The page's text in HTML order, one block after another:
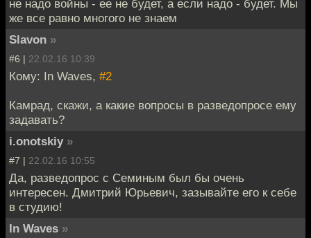
не надо войны - ее не будет, а если надо - будет. Мы
же все равно многого не знаем
Slavon »
#6 | 22.02.16 10:39
Кому: In Waves, #2
Камрад, скажи, а какие вопросы в разведопросе ему
задавать?
i.onotskiy »
#7 | 22.02.16 10:55
Да, разведопрос с Семиным был бы очень
интересен. Дмитрий Юрьевич, зазывайте его к себе
в студию!
In Waves »